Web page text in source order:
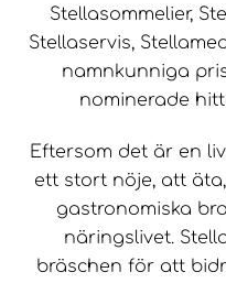
Stellasommelier,
Stellaservis,
namnkunniga
nominerade
Eftersom det är en
ett stort nöje, att
gastronomiska
näringslivet.
bräschen för att